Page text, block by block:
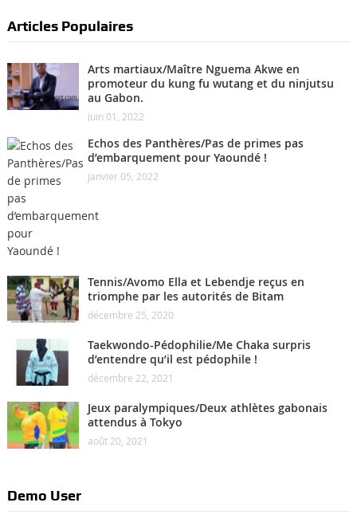
Articles Populaires
Arts martiaux/Maître Nguema Akwe en
promoteur du kung fu wutang et du ninjutsu
au Gabon.
juin 01, 2022
Echos des Panthères/Pas de primes pas
d’embarquement pour Yaoundé !
janvier 05, 2022
Tennis/Avomo Ella et Lebendje reçus en
triomphe par les autorités de Bitam
décembre 25, 2020
Taekwondo-Pédophilie/Me Chaka surpris
d’entendre qu’il est pédophile !
décembre 22, 2021
Jeux paralympiques/Deux athlètes gabonais
attendus à Tokyo
août 20, 2021
Demo User